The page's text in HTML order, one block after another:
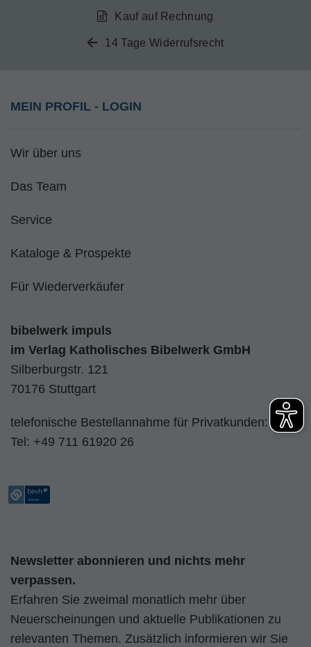
Kauf auf Rechnung
14 Tage Widerrufsrecht
MEIN PROFIL - LOGIN
Wir über uns
Das Team
Service
Kataloge & Prospekte
Für Wiederverkäufer
bibelwerk impuls
im Verlag Katholisches Bibelwerk GmbH
Silberburgstr. 121
70176 Stuttgart
telefonische Bestellannahme für Privatkunden:
Tel: +49 711 61920 26
Newsletter abonnieren und nichts mehr
verpassen.
Erfahren Sie zweimal monatlich mehr über
Neuerscheinungen und aktuelle Publikationen zu
relevanten Themen. Zusätzlich informieren wir Sie